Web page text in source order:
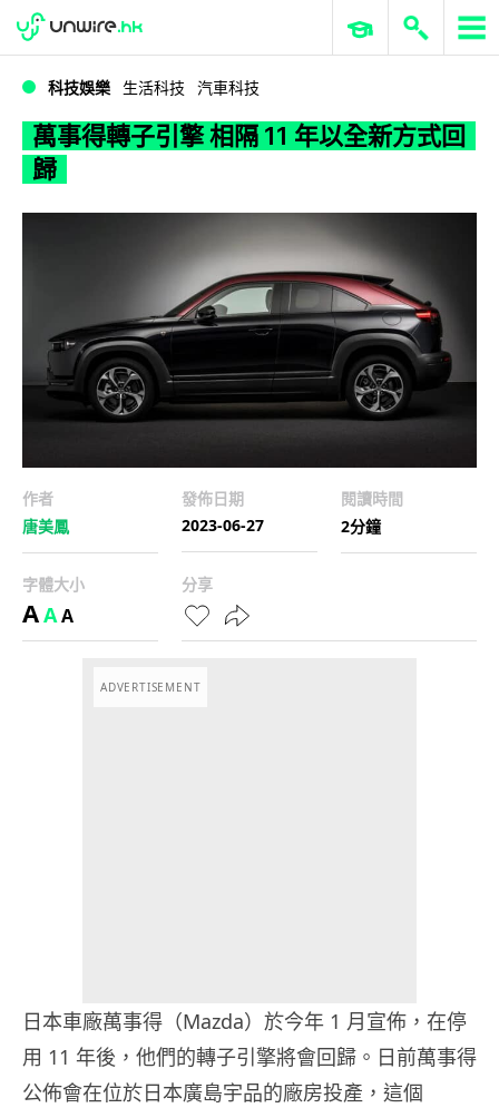
萬事得轉子引擎 相隔 11 年以全新方式回歸
WWDC 2026 ERP 與商業 AI
科技娛樂 生活科技 汽車科技
萬事得轉子引擎 相隔 11 年以全新方式回
歸
作者
唐美鳳
發佈日期
2023-06-27
閱讀時間
2分鐘
字體大小
AAA
分享
ADVERTISEMENT
日本車廠萬事得（Mazda）於今年 1 月宣佈，在停
用 11 年後，他們的轉子引擎將會回歸。日前萬事得
公佈會在位於日本廣島宇品的廠房投產，這個